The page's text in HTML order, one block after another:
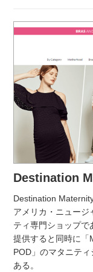
Destination
Destination
アメリカ・ニュージ
ティ専門ショップで
提供すると同時に「
POD」のマタニテ
ある。